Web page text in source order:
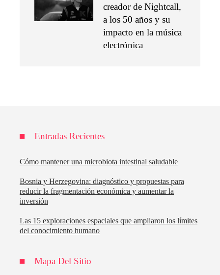
creador de Nightcall,
a los 50 años y su
impacto en la música
electrónica
Entradas Recientes
Cómo mantener una microbiota intestinal saludable
Bosnia y Herzegovina: diagnóstico y propuestas para
reducir la fragmentación económica y aumentar la
inversión
Las 15 exploraciones espaciales que ampliaron los límites
del conocimiento humano
Mapa Del Sitio